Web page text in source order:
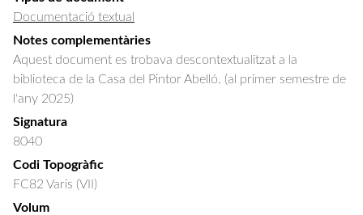
Documentació textual
Notes complementàries
Aquest document es trobava descontextualitzat a la
biblioteca de la Casa del Pintor Abelló. (al primer semestre de
l'any 2025)
Signatura
8040
Codi Topogràfic
FC82 Varis (VII)
Volum